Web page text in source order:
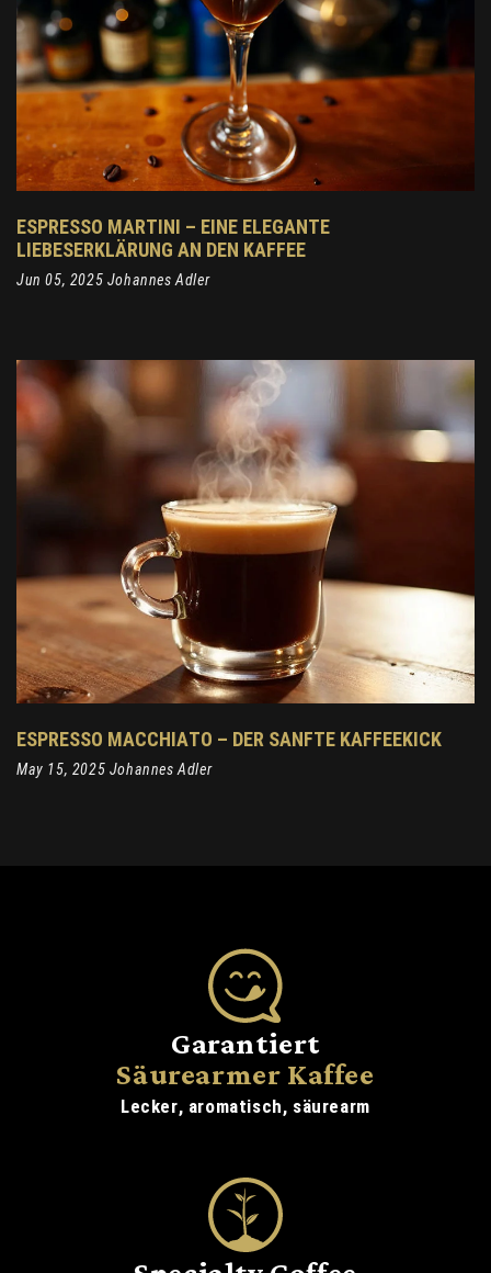
ESPRESSO MARTINI – EINE ELEGANTE
LIEBESERKLÄRUNG AN DEN KAFFEE
Jun 05, 2025 Johannes Adler
ESPRESSO MACCHIATO – DER SANFTE KAFFEEKICK
May 15, 2025 Johannes Adler
Garantiert
Säurearmer Kaffee
Lecker, aromatisch, säurearm